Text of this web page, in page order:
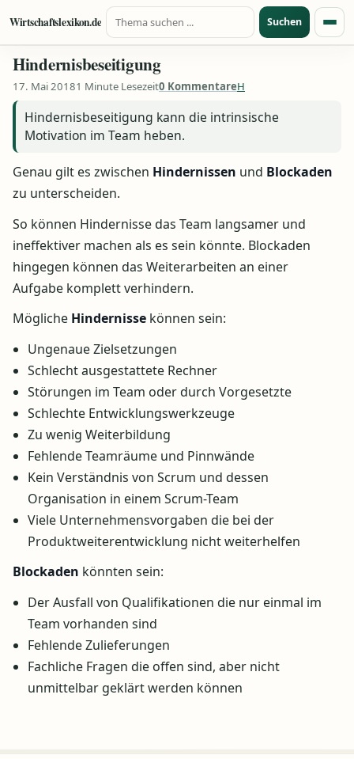
Zum Inhalt springen
Wirtschaftslexikon.de
Suche nach:
Suchen
Hindernisbeseitigung
17. Mai 20181 Minute Lesezeit0 KommentareH
Hindernisbeseitigung kann die intrinsische
Motivation im Team heben.
Genau gilt es zwischen Hindernissen und Blockaden
zu unterscheiden.
So können Hindernisse das Team langsamer und
ineffektiver machen als es sein könnte. Blockaden
hingegen können das Weiterarbeiten an einer
Aufgabe komplett verhindern.
Mögliche Hindernisse können sein:
Ungenaue Zielsetzungen
Schlecht ausgestattete Rechner
Störungen im Team oder durch Vorgesetzte
Schlechte Entwicklungswerkzeuge
Zu wenig Weiterbildung
Fehlende Teamräume und Pinnwände
Kein Verständnis von Scrum und dessen
Organisation in einem Scrum-Team
Viele Unternehmensvorgaben die bei der
Produktweiterentwicklung nicht weiterhelfen
Blockaden könnten sein:
Der Ausfall von Qualifikationen die nur einmal im
Team vorhanden sind
Fehlende Zulieferungen
Fachliche Fragen die offen sind, aber nicht
unmittelbar geklärt werden können